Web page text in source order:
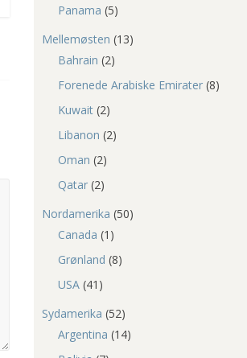
Panama (5)
Mellemøsten (13)
Bahrain (2)
Forenede Arabiske Emirater (8)
Kuwait (2)
Libanon (2)
Oman (2)
Qatar (2)
Nordamerika (50)
Canada (1)
Grønland (8)
USA (41)
Sydamerika (52)
Argentina (14)